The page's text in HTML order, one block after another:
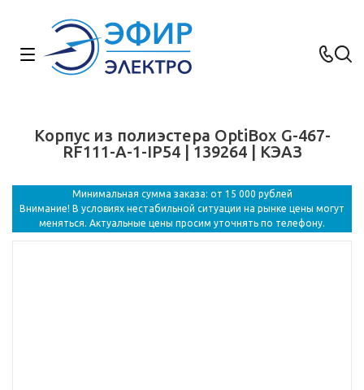
Корпус из полиэстера OptiBox G-467-
RF111-A-1-IP54 | 139264 | КЭАЗ
Минимальная сумма заказа: от 15 000 рублей
Внимание! В условиях нестабильной ситуации на рынке цены могут
меняться. Актуальные цены просим уточнять по телефону.